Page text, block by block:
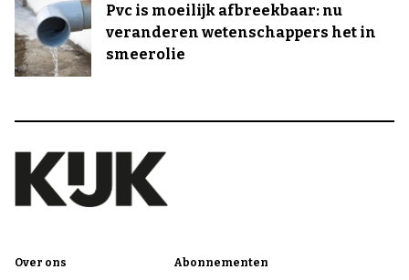
Pvc is moeilijk afbreekbaar: nu
veranderen wetenschappers het in
smeerolie
Over ons Abonnementen